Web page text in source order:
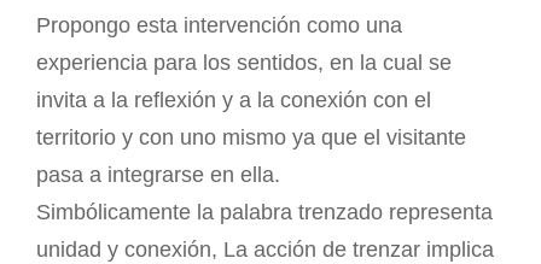
Propongo esta intervención como una
experiencia para los sentidos, en la cual se
invita a la reflexión y a la conexión con el
territorio y con uno mismo ya que el visitante
pasa a integrarse en ella.
Simbólicamente la palabra trenzado representa
unidad y conexión, La acción de trenzar implica